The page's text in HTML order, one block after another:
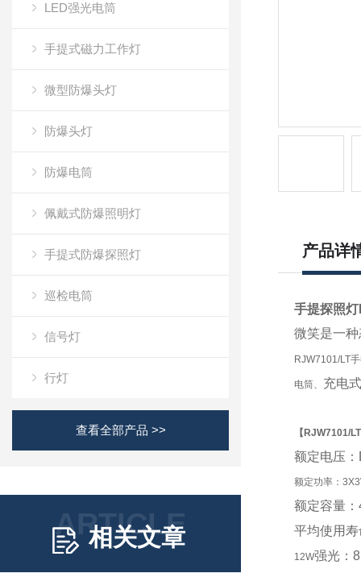
LED强光电筒
手提式磁力工作灯
微型防爆头灯
防爆头灯
防爆电筒
佩戴式防爆照明灯
手提式防爆探照灯
巡检电筒
信号灯
行灯
查看全部产品 >>
ARTICLE
相关文章
产品详
手提探照
微笑是一
RJW7101/LT
电筒、 充电
【 RJW7101/LT
额定电压：
额定功率：
额定容量：
平均使用寿
12W强光：